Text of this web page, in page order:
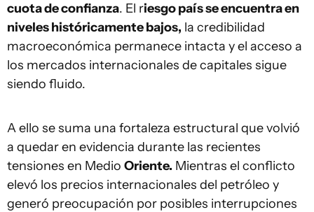
cuota de confianza. El riesgo país se encuentra en
niveles históricamente bajos, la credibilidad
macroeconómica permanece intacta y el acceso a
los mercados internacionales de capitales sigue
siendo fluido.
A ello se suma una fortaleza estructural que volvió
a quedar en evidencia durante las recientes
tensiones en Medio Oriente. Mientras el conflicto
elevó los precios internacionales del petróleo y
generó preocupación por posibles interrupciones